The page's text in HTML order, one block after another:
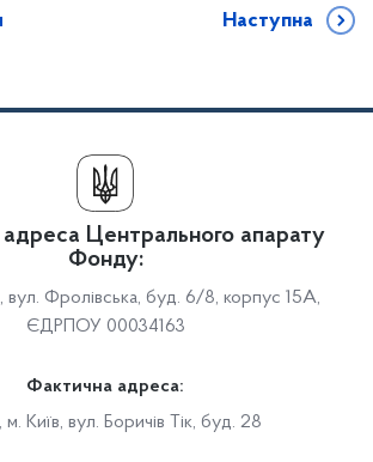
Наступна
Центрального апарату
Фонду:
вул. Фролівська, буд. 6/8, корпус 15А,
ЄДРПОУ 00034163
Фактична адреса:
Київ, вул. Боричів Тік, буд. 28